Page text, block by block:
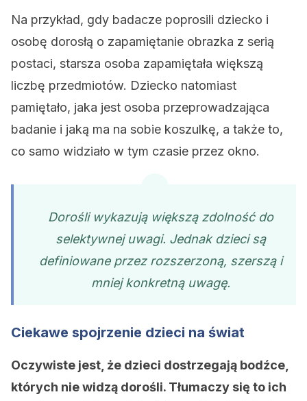
Na przykład, gdy badacze poprosili dziecko i
osobę dorosłą o zapamiętanie obrazka z serią
postaci, starsza osoba zapamiętała większą
liczbę przedmiotów. Dziecko natomiast
pamiętało, jaka jest osoba przeprowadzająca
badanie i jaką ma na sobie koszulkę, a także to,
co samo widziało w tym czasie przez okno.
Dorośli wykazują większą zdolność do
selektywnej uwagi. Jednak dzieci są
definiowane przez rozszerzoną, szerszą i
mniej konkretną uwagę.
Ciekawe spojrzenie dzieci na świat
Oczywiste jest, że dzieci dostrzegają bodźce,
których nie widzą dorośli. Tłumaczy się to ich